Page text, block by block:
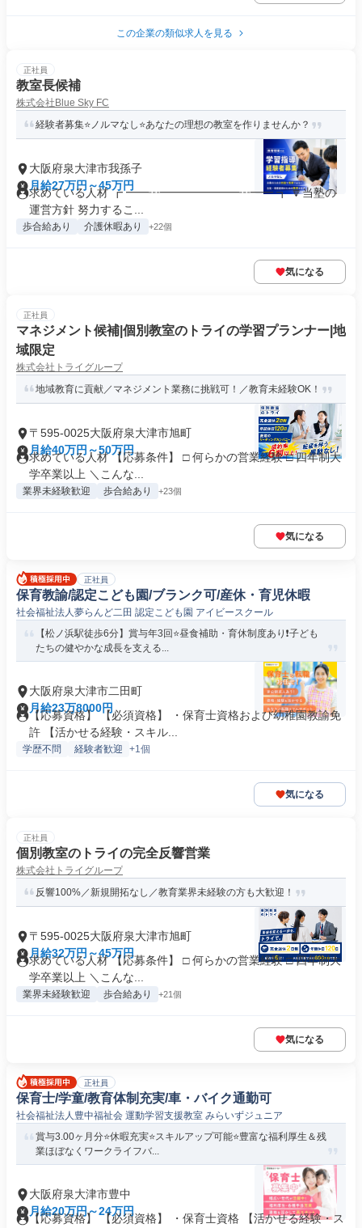
この企業の類似求人を見る
正社員
教室長候補
株式会社Blue Sky FC
経験者募集⭐ノルマなし⭐あなたの理想の教室を作りませんか？
大阪府泉大津市我孫子
月給27万円～45万円
求めている人材 ┏ ━━┅━━━━━━━┅━━ ┓ 🔽当塾の
運営方針 努力するこ...
歩合給あり 介護休暇あり +22個
気になる
正社員
マネジメント候補|個別教室のトライの学習プランナー|地
域限定
株式会社トライグループ
地域教育に貢献／マネジメント業務に挑戦可！／教育未経験OK！
〒595-0025大阪府泉大津市旭町
月給40万円～50万円
求めている人材 【応募条件】 □ 何らかの営業経験 □ 四年制大
学卒業以上 ＼こんな...
業界未経験歓迎 歩合給あり +23個
気になる
正社員
保育教諭/認定こども園/ブランク可/産休・育児休暇
社会福祉法人夢らんど二田 認定こども園 アイビースクール
【松ノ浜駅徒歩6分】賞与年3回⭐昼食補助・育休制度あり❗️子ども
たちの健やかな成長を支える...
大阪府泉大津市二田町
月給23万8000円
【応募資格】 【必須資格】 ・保育士資格および幼稚園教諭免
許 【活かせる経験・スキル...
学歴不問 経験者歓迎 +1個
気になる
正社員
個別教室のトライの完全反響営業
株式会社トライグループ
反響100%／新規開拓なし／教育業界未経験の方も大歓迎！
〒595-0025大阪府泉大津市旭町
月給32万円～45万円
求めている人材 【応募条件】 □ 何らかの営業経験 □ 四年制大
学卒業以上 ＼こんな...
業界未経験歓迎 歩合給あり +21個
気になる
正社員
保育士/学童/教育体制充実/車・バイク通勤可
社会福祉法人豊中福祉会 運動学習支援教室 みらいずジュニア
賞与3.00ヶ月分⭐休暇充実⭐スキルアップ可能⭐豊富な福利厚生＆残
業ほぼなくワークライフバ...
大阪府泉大津市豊中
月給20万円～24万円
【応募資格】 【必須資格】 ・保育士資格 【活かせる経験・ス